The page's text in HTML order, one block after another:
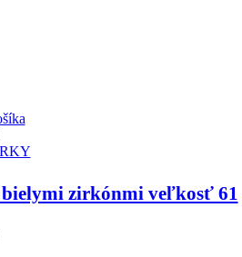
zirkónmi veľkosť 61